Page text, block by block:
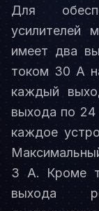
Для
усилителей
имеет два
током 30 А
каждый
выхода по
каждое
3 А. Кроме
выхода